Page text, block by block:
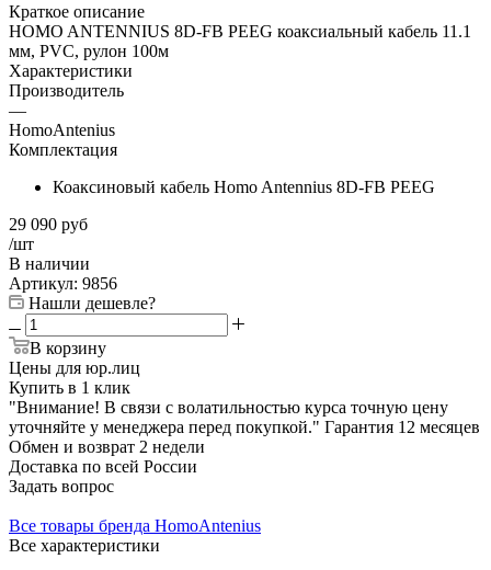
Краткое описание
HOMO ANTENNIUS 8D-FB PEEG коаксиальный кабель 11.1
мм, PVC, рулон 100м
Характеристики
Производитель
—
HomoAntenius
Комплектация
Коаксиновый кабель Homo Antennius 8D-FB PEEG
29 090 руб
/шт
В наличии
Артикул: 9856
Нашли дешевле?
В корзину
Цены для юр.лиц
Купить в 1 клик
"Внимание! В связи с волатильностью курса точную цену
уточняйте у менеджера перед покупкой." Гарантия 12 месяцев
Обмен и возврат 2 недели
Доставка по всей России
Задать вопрос
Все товары бренда HomoAntenius
Все характеристики